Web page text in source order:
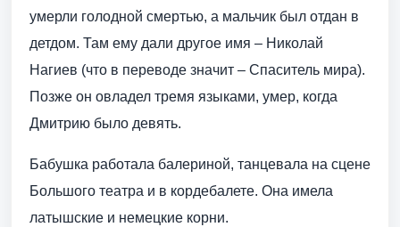
умерли голодной смертью, а мальчик был отдан в
детдом. Там ему дали другое имя – Николай
Нагиев (что в переводе значит – Спаситель мира).
Позже он овладел тремя языками, умер, когда
Дмитрию было девять.
Бабушка работала балериной, танцевала на сцене
Большого театра и в кордебалете. Она имела
латышские и немецкие корни.